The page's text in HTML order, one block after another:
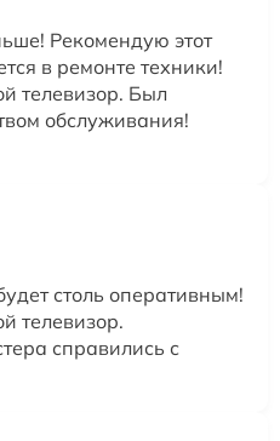
Рекомендую этот
в ремонте техники!
телевизор. Был
обслуживания!
столь оперативным!
телевизор.
справились с